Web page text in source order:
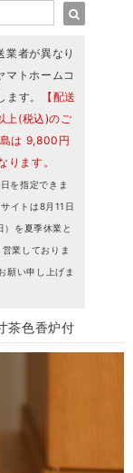
業者が異なり
マトホームコ
す。
【配送
上(税込)のご
は 9,800円
ります。
を指定できま
イトは8月11日
）を夏季休業と
業しておりま
願い申し上げま
茶色香炉付